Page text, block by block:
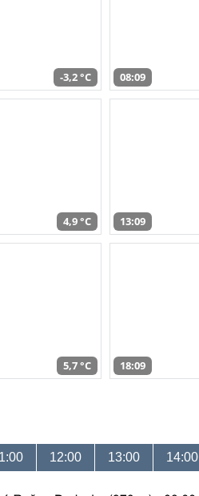
-3,2 °C 08:09
4,9 °C 13:09
5,7 °C 18:09
12:00 13:00 14:00